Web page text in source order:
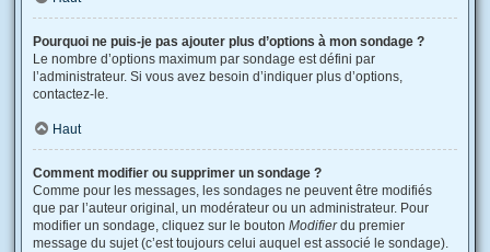
Pourquoi ne puis-je pas ajouter plus d’options à mon sondage ?
Le nombre d’options maximum par sondage est défini par
l’administrateur. Si vous avez besoin d’indiquer plus d’options,
contactez-le.
Haut
Comment modifier ou supprimer un sondage ?
Comme pour les messages, les sondages ne peuvent être modifiés
que par l’auteur original, un modérateur ou un administrateur. Pour
modifier un sondage, cliquez sur le bouton Modifierdu premier
message du sujet (c’est toujours celui auquel est associé le sondage).